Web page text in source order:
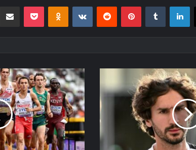
‫X لينكدإن بينتيريست Odnoklassniki
‫Pocket
خيبة
مبكرة
لأبطال
الجزائر
في
2025